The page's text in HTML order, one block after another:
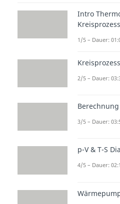
Intro
1/5 – Dauer:
2/5 – Dauer:
3/5 – Dauer:
p-V & T-S
4/5 – Dauer: